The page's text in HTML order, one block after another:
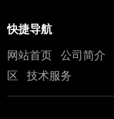
快捷导航
网站首页 公司简介
区
技术服务